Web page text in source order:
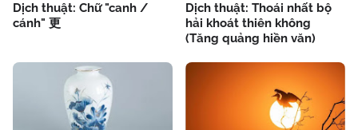
Dịch thuật: Chữ "canh /
cánh" 更
Dịch thuật: Thoái nhất bộ
hải khoát thiên không
(Tăng quảng hiền văn)